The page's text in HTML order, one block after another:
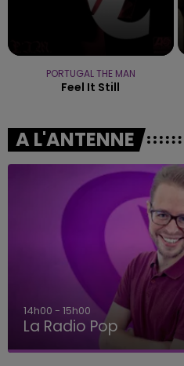
PORTUGAL THE MAN
Feel It Still
A L'ANTENNE
14h00 - 15h00
La Radio Pop